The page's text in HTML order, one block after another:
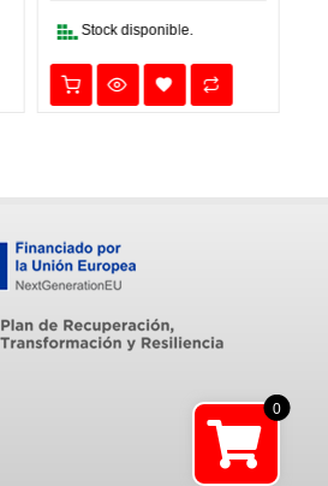
Stock disponible.
0